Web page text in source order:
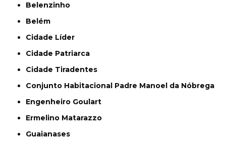
Belenzinho
Belém
Cidade Líder
Cidade Patriarca
Cidade Tiradentes
Conjunto Habitacional Padre Manoel da Nóbrega
Engenheiro Goulart
Ermelino Matarazzo
Guaianases